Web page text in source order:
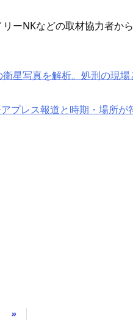
ーNKなどの取材協力者か
星写真を解析。処刑の現
プレス報道と時期・場所が
»